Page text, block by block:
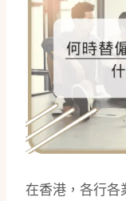
在香港，各行各